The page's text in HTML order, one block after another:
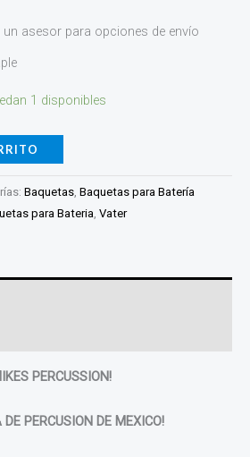
asesor para opciones de envío
1 disponibles
Baquetas, Baquetas para Batería
para Bateria, Vater
PERCUSSION!
DE PERCUSION DE MEXICO!